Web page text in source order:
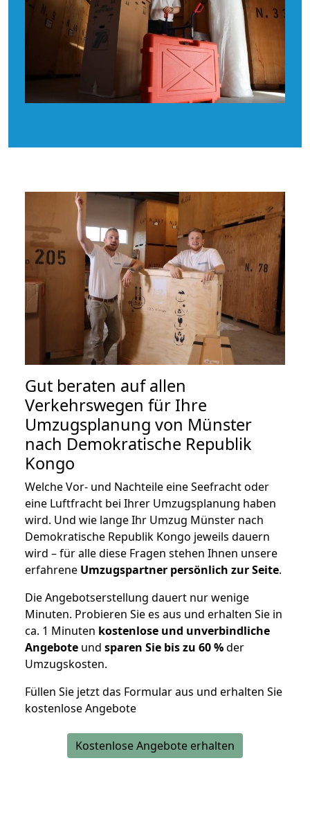
Gut beraten auf allen
Verkehrswegen für Ihre
Umzugsplanung von Münster
nach Demokratische Republik
Kongo
Welche Vor- und Nachteile eine Seefracht oder
eine Luftfracht bei Ihrer Umzugsplanung haben
wird. Und wie lange Ihr Umzug Münster nach
Demokratische Republik Kongo jeweils dauern
wird – für alle diese Fragen stehen Ihnen unsere
erfahrene Umzugspartner persönlich zur Seite.
Die Angebotserstellung dauert nur wenige
Minuten. Probieren Sie es aus und erhalten Sie in
ca. 1 Minuten kostenlose und unverbindliche
Angebote und sparen Sie bis zu 60 %der
Umzugskosten.
Füllen Sie jetzt das Formular aus und erhalten Sie
kostenlose Angebote
Kostenlose Angebote erhalten